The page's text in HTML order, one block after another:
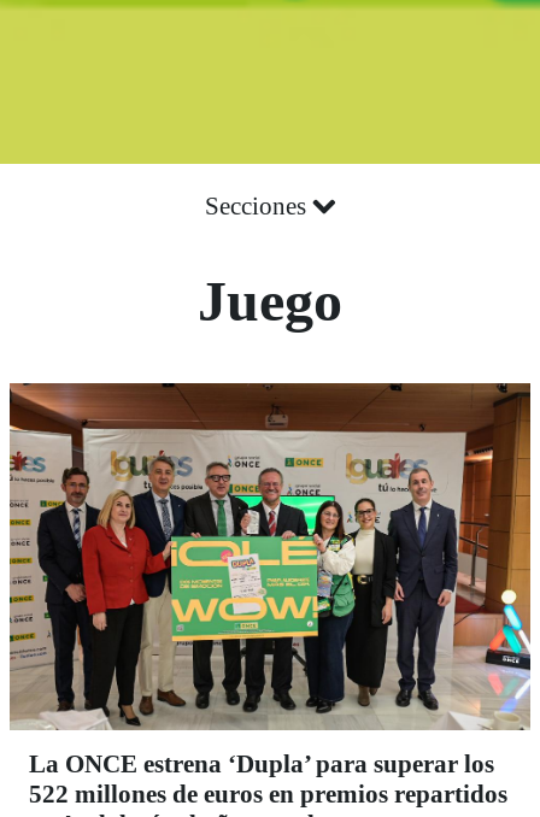
Secciones
Juego
La ONCE estrena ‘Dupla’ para superar los
522 millones de euros en premios repartidos